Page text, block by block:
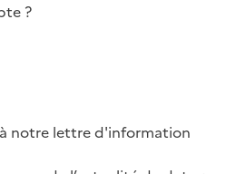
?
notre lettre d'information